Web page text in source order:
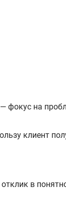
фокус на
клиент
в